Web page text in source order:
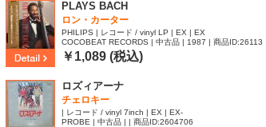
PLAYS BACH
ロン・カーター
PHILIPS | レコード / vinyl LP | EX | EX
COCOBEAT RECORDS | 中古品 | 1987 | 商品ID:26113
31
￥1,089 (税込)
ロズィアーナ
チェロキー
| レコード / vinyl 7inch | EX | EX-
PROBE | 中古品 | | 商品ID:2604706